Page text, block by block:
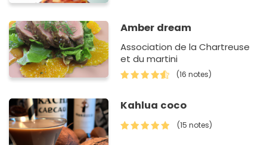
Amber dream
Association de la Chartreuse
et du martini
(16 notes)
Kahlua coco
(15 notes)